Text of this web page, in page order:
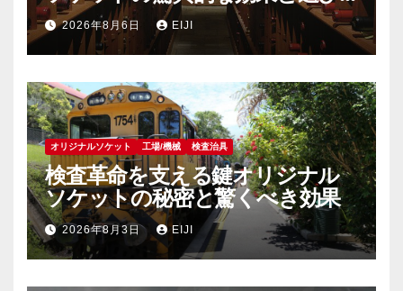
方2026年8月6日 EIJI
オリジナルソケット 工場/機械 検査治具
検査革命を支える鍵オリジナル
ソケットの秘密と驚くべき効果
2026年8月3日 EIJI